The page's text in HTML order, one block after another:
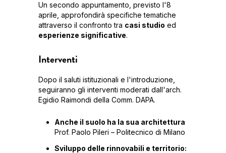
Un secondo appuntamento, previsto l'8
aprile, approfondirà specifiche tematiche
attraverso il confronto tra casi studio ed
esperienze significative.
Interventi
Dopo il saluti istituzionali e l'introduzione,
seguiranno gli interventi moderati dall'arch.
Egidio Raimondi della Comm. DAPA.
Anche il suolo ha la sua architettura
Prof. Paolo Pileri – Politecnico di Milano
Sviluppo delle rinnovabili e territorio: